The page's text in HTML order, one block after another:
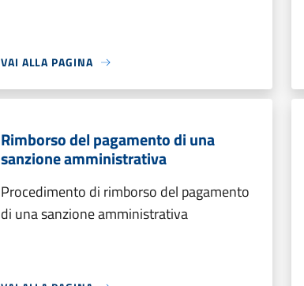
VAI ALLA PAGINA
Rimborso del pagamento di una
sanzione amministrativa
Procedimento di rimborso del pagamento
di una sanzione amministrativa